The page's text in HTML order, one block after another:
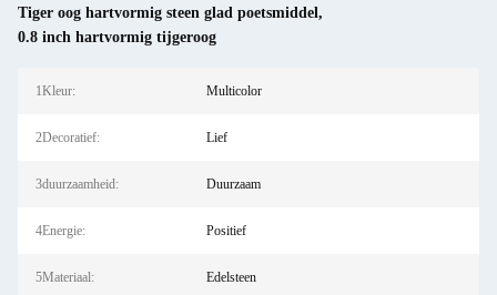
Tiger oog hartvormig steen glad poetsmiddel,
0.8 inch hartvormig tijgeroog
1Kleur: Multicolor
2Decoratief: Lief
3duurzaamheid: Duurzaam
4Energie: Positief
5Materiaal: Edelsteen